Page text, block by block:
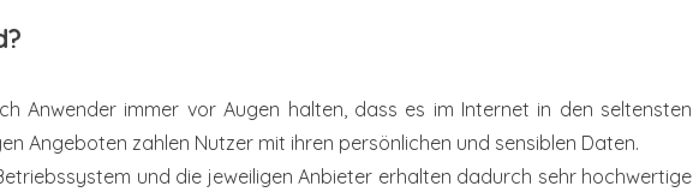
Anwender immer vor Augen halten, dass es im Internet in den seltensten
Angeboten zahlen Nutzer mit ihren persönlichen und sensiblen Daten.
und die jeweiligen Anbieter erhalten dadurch sehr hochwertige